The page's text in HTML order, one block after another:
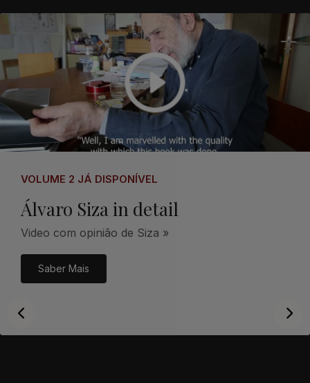
VOLUME 2 JÁ DISPONÍVEL
Álvaro Siza in detail
Video com opinião de Siza »
Saber Mais